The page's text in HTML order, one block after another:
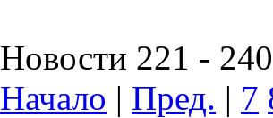
Новости 221 -
Начало | Пред. | 7